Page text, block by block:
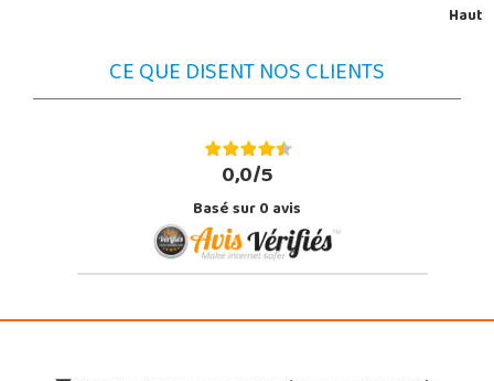
Haut
CE QUE DISENT NOS CLIENTS
0,0/5
Basé sur0avis